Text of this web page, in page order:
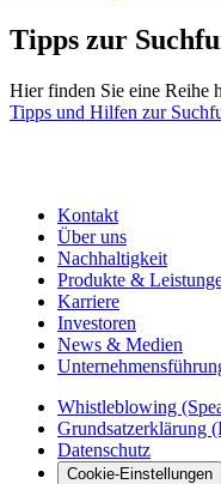
Tipps zur
Hier finden Sie eine Reihe
Tipps und Hilfen zur
Kontakt
Über uns
Nachhaltigkeit
Produkte &
Karriere
Investoren
News & Medien
Whistleblowing
Grundsatzerklärung
Datenschutz
Cookie-Einstellungen